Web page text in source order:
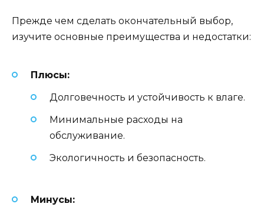
Прежде чем сделать окончательный выбор,
изучите основные преимущества и недостатки:
Плюсы:
Долговечность и устойчивость к влаге.
Минимальные расходы на
обслуживание.
Экологичность и безопасность.
Минусы: